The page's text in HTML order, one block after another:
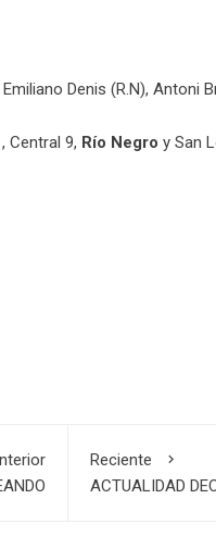
Denis (R.N), Antoni
Central 9, Río Negro y San
Reciente
ACTUALIDAD